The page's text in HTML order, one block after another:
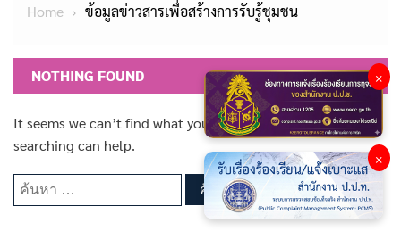
Home ข้อมูลข่าวสารเพื่อสร้างการรับรู้ชุมชน
NOTHING FOUND
It seems we can’t find what you’re looking for. Perhaps
searching can help.
ค้นหา
สำหรับ:
×
×